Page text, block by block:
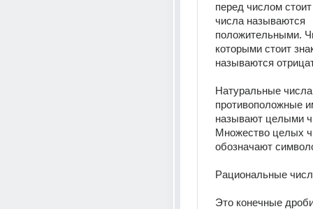
перед числом
числа называются
положительными.
которыми стоит
называются
Натуральные
противоположные
называют целыми
Множество целых
обозначают
Рациональные
Это конечные